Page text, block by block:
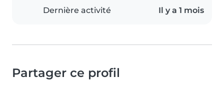
Dernière activité Il y a 1 mois
Partager ce profil